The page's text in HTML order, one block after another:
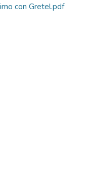
con Gretel.pdf